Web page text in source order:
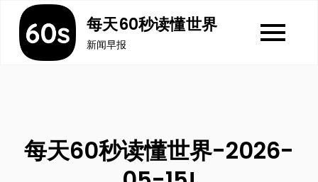
content
每天60秒读懂世界
新闻早报
每天60秒读懂世界-2026-